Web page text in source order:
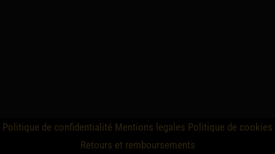
Politique de confidentialité Mentions legales Politique de cookies
Retours et remboursements